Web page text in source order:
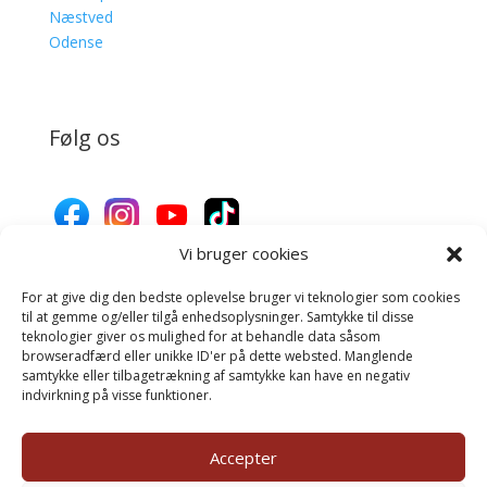
Vi bruger cookies
For at give dig den bedste oplevelse bruger vi teknologier som cookies
til at gemme og/eller tilgå enhedsoplysninger. Samtykke til disse
teknologier giver os mulighed for at behandle data såsom
browseradfærd eller unikke ID'er på dette websted. Manglende
samtykke eller tilbagetrækning af samtykke kan have en negativ
indvirkning på visse funktioner.
Accepter
Næstved
Odense
Følg os
Donér til Inges Kattehjem
Donér